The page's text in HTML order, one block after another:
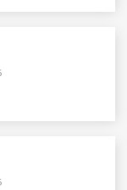
hvězdiček.
hvězdiček.